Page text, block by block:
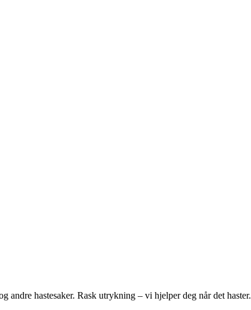
andre hastesaker. Rask utrykning – vi hjelper deg når det haster.